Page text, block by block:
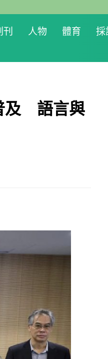
刊 人物 體育 採
及 語言與